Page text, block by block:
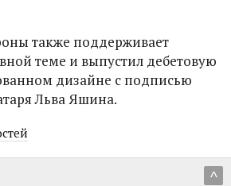
также поддерживает
теме и выпустил дебетовую
дизайне с подписью
Льва Яшина.
^